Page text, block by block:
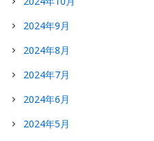
2024年9月
2024年8月
2024年7月
2024年6月
2024年5月